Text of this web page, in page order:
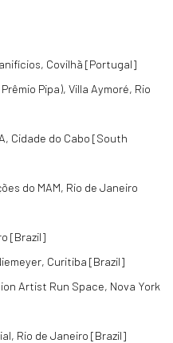
Covilhã [Portugal]
Pipa), Villa Aymoré, Rio
Cidade do Cabo [South
do MAM, Rio de Janeiro
[Brazil]
Curitiba [Brazil]
Artist Run Space, Nova York
Rio de Janeiro [Brazil]